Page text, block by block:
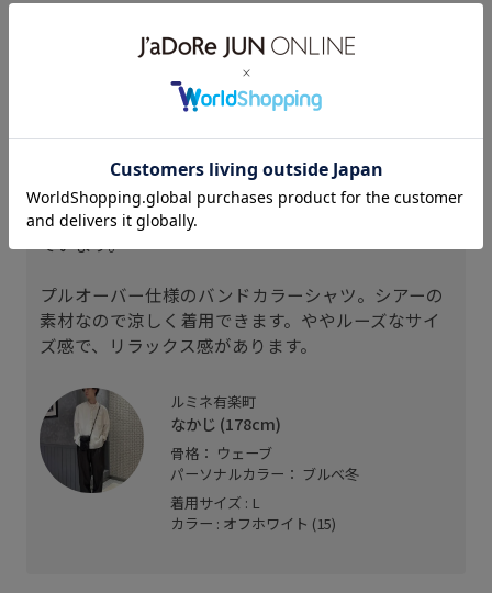
172cm SIZE:M
178cm、痩せ型、骨格ウェーブでLサイズを着用し
ています。
プルオーバー仕様のバンドカラーシャツ。シアーの
素材なので涼しく着用できます。ややルーズなサイ
ズ感で、リラックス感があります。
ルミネ有楽町
なかじ (178cm)
骨格： ウェーブ
パーソナルカラー： ブルべ冬
着用サイズ : L
カラー : オフホワイト (15)